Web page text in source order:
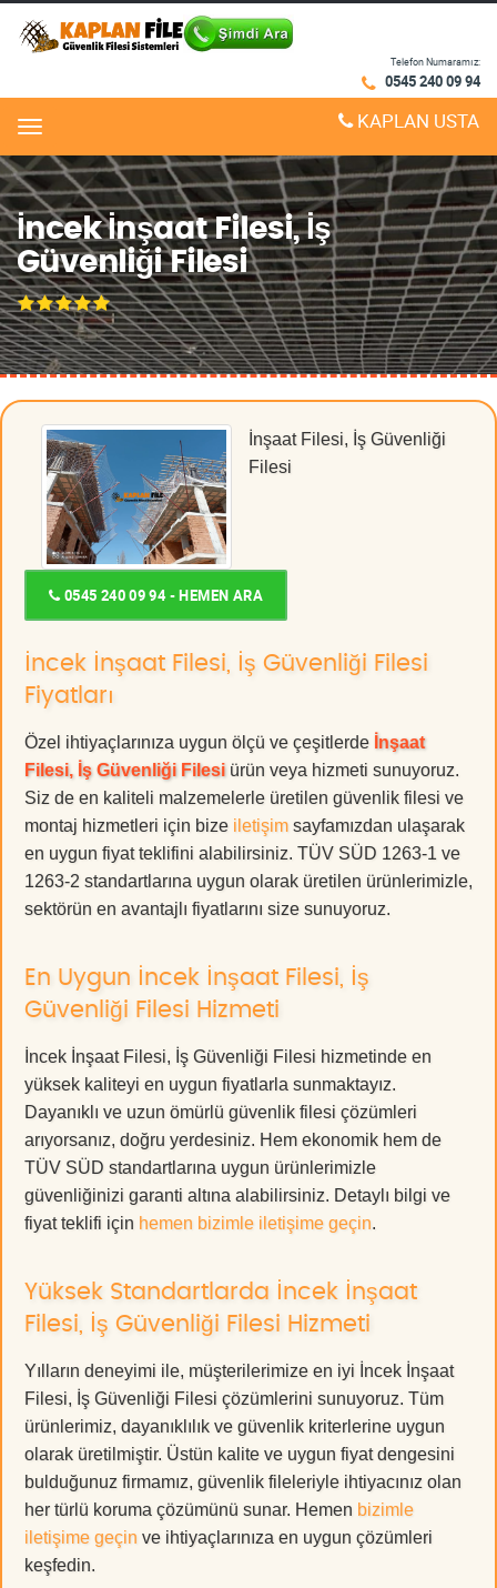
Telefon Numaramız:
0545 240 09 94
Menu KAPLAN USTA
İncek İnşaat Filesi, İş
Güvenliği Filesi
İnşaat Filesi, İş Güvenliği
Filesi
0545 240 09 94 - HEMEN ARA
İncek İnşaat Filesi, İş Güvenliği Filesi
Fiyatları
Özel ihtiyaçlarınıza uygun ölçü ve çeşitlerde İnşaat
Filesi, İş Güvenliği Filesi ürün veya hizmeti sunuyoruz.
Siz de en kaliteli malzemelerle üretilen güvenlik filesi ve
montaj hizmetleri için bize iletişim sayfamızdan ulaşarak
en uygun fiyat teklifini alabilirsiniz. TÜV SÜD 1263-1 ve
1263-2 standartlarına uygun olarak üretilen ürünlerimizle,
sektörün en avantajlı fiyatlarını size sunuyoruz.
En Uygun İncek İnşaat Filesi, İş
Güvenliği Filesi Hizmeti
İncek İnşaat Filesi, İş Güvenliği Filesi hizmetinde en
yüksek kaliteyi en uygun fiyatlarla sunmaktayız.
Dayanıklı ve uzun ömürlü güvenlik filesi çözümleri
arıyorsanız, doğru yerdesiniz. Hem ekonomik hem de
TÜV SÜD standartlarına uygun ürünlerimizle
güvenliğinizi garanti altına alabilirsiniz. Detaylı bilgi ve
fiyat teklifi için hemen bizimle iletişime geçin.
Yüksek Standartlarda İncek İnşaat
Filesi, İş Güvenliği Filesi Hizmeti
Yılların deneyimi ile, müşterilerimize en iyi İncek İnşaat
Filesi, İş Güvenliği Filesi çözümlerini sunuyoruz. Tüm
ürünlerimiz, dayanıklılık ve güvenlik kriterlerine uygun
olarak üretilmiştir. Üstün kalite ve uygun fiyat dengesini
bulduğunuz firmamız, güvenlik fileleriyle ihtiyacınız olan
her türlü koruma çözümünü sunar. Hemen bizimle
iletişime geçin ve ihtiyaçlarınıza en uygun çözümleri
keşfedin.